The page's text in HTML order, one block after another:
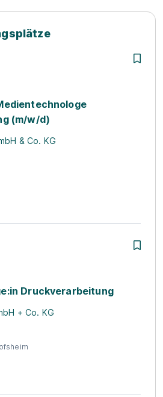
(m/w/d)
& Co. KG
Druckverarbeitung
+ Co. KG